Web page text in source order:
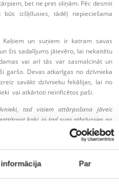
Par
bet ne pret oliņām. Pēc desmit
izšķīlusies, tādēļ nepieciešama
Kaķiem un suņiem ir katram savas
šis sadalījums jāievēro, lai nekaitētu
vai arī tās var sasmalcināt un
garšo. Devas atkarīgas no dzīvnieka
savākt dzīvnieku fekālijas, lai no
vai atkārtoti neinficētos paši.
tad visiem attārpošana jāveic
kaķi, jo tad suns atbrīvosies no
teritorijas ap daudzstāvu mājām, kur
mazulis var saslimt, tikai paglaudot